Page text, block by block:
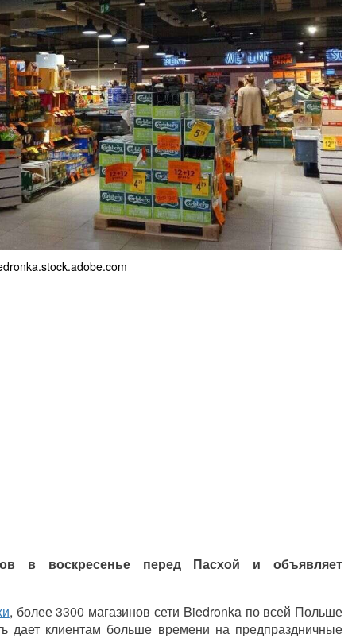
в воскресенье перед Пасхой и объявляет
, более 3300 магазинов сети Biedronka по всей Польше
дает клиентам больше времени на предпраздничные